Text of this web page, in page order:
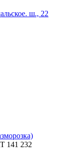
ш., 22
141 232